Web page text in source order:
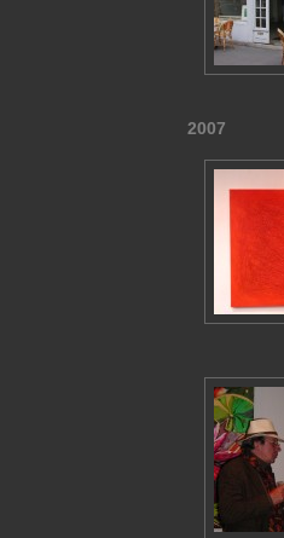
2007